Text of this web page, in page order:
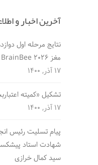
آخرین اخبار و
نتایج مرحله اول
مغز BrainBee 2026
17 آذر, 1400
تشکیل «کمیته
17 آذر, 1400
پیام تسلیت رئیس
شهادت استاد
سید کمال خرازی